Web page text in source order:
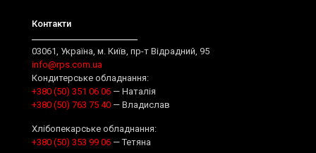
Контакти
03061, Україна, м. Київ, пр-т Відрадний, 95
info@rps.com.ua
Кондитерське обладнання:
+380 (50) 351 06 06 — Наталія
+380 (50) 763 75 40 — Владислав
Хлібопекарське обладнання:
+380 (50) 353 99 06 — Тетяна